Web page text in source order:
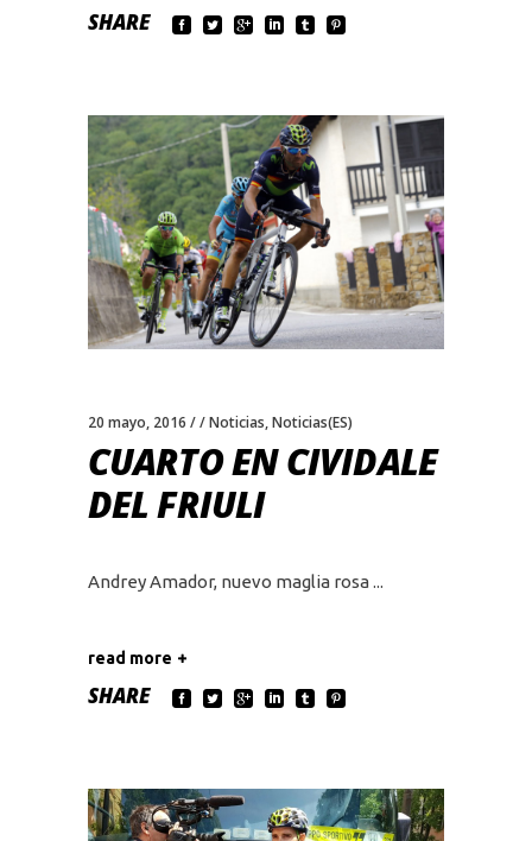
SHARE
20 mayo, 2016 Noticias,Noticias(ES)
CUARTO EN CIVIDALE
DEL FRIULI
Andrey Amador, nuevo maglia rosa
read more
SHARE